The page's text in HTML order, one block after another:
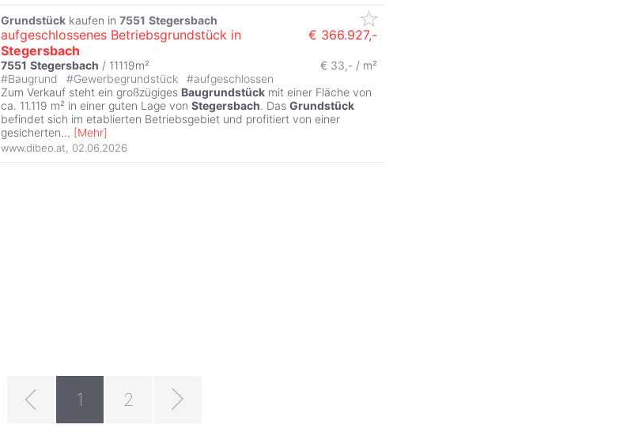
Grundstück kaufen in 7551 Stegersbach
aufgeschlossenes Betriebsgrundstück in
Stegersbach
€ 366.927,-
7551 Stegersbach / 11119m²
€ 33,- / m²
#Baugrund #Gewerbegrundstück #aufgeschlossen
Zum Verkauf steht ein großzügiges Baugrundstück mit einer Fläche von
ca. 11.119 m² in einer guten Lage von Stegersbach. Das Grundstück
befindet sich im etablierten Betriebsgebiet und profitiert von einer
gesicherten... [Mehr]
www.dibeo.at 02.06.2026
1 2